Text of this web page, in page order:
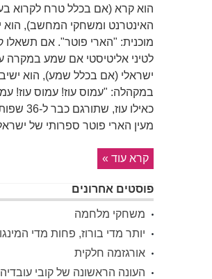
הוא קרא (אם בכלל טרח לקרוא
האינטרנט ומשחקי המחשב), הוא
מוכנית: "הארי פוטר". אם תשאלו
לטיני אליטיסטי אם שמע במקרה
ישראלי (אם בכלל שמע), הוא ישיב
במקהלה: "עמוס עוז! עמוס עוז!
כאילו עוז,
מעין הארי פוטר ספרותי של
קרא עוד »
פוסטים אחרונים
משחקי מלחמה
יותר מדי בורוז, פחות מדי
אורגזמה חלקית
העונה הראשונה של קובי עובדיה